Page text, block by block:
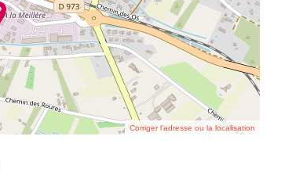
Corriger l’adresse ou la localisation